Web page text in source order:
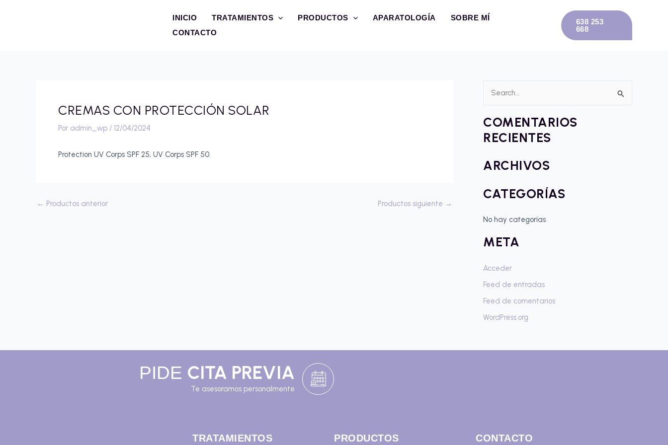
INICIO TRATAMIENTOS PRODUCTOS APARATOLOGÍA
SOBRE MÍ
CONTACTO
638 253
668
CREMAS CON PROTECCIÓN SOLAR
Por admin_wp / 12/04/2024
Protection UV Corps SPF 25, UV Corps SPF 50.
← Productos anterior Productos siguiente →
s
c
r
o
r
COMENTARIOS
RECIENTES
ARCHIVOS
CATEGORÍAS
No hay categorías
META
Acceder
Feed de entradas
Feed de comentarios
WordPress.org
PIDE CITA PREVIA
Te asesoramos personalmente
TRATAMIENTOS PRODUCTOS CONTACTO